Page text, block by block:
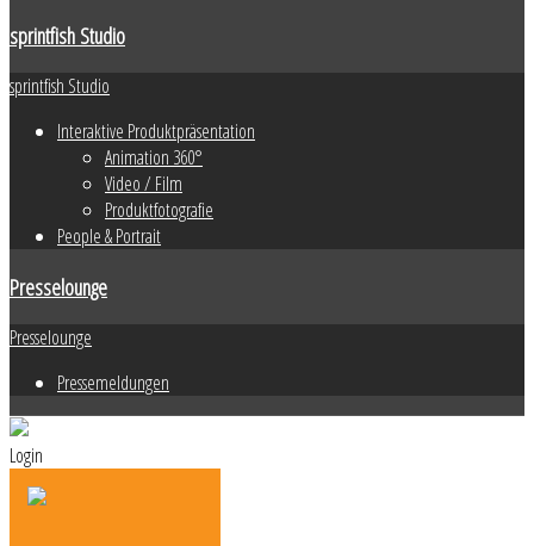
sprintfish Studio
sprintfish Studio
Interaktive Produktpräsentation
Animation 360°
Video / Film
Produktfotografie
People & Portrait
Presselounge
Presselounge
Pressemeldungen
Login